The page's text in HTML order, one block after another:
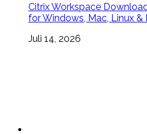
Citrix Workspace
for Windows, Mac, Linux &
Juli 14, 2026